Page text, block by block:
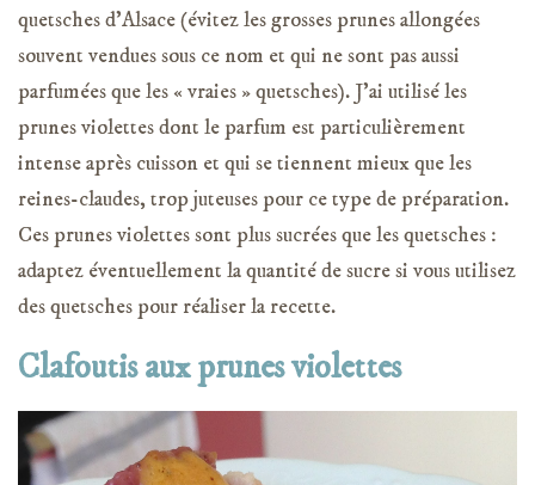
quetsches d’Alsace (évitez les grosses prunes allongées
souvent vendues sous ce nom et qui ne sont pas aussi
parfumées que les « vraies » quetsches). J’ai utilisé les
prunes violettes dont le parfum est particulièrement
intense après cuisson et qui se tiennent mieux que les
reines-claudes, trop juteuses pour ce type de préparation.
Ces prunes violettes sont plus sucrées que les quetsches :
adaptez éventuellement la quantité de sucre si vous utilisez
des quetsches pour réaliser la recette.
Clafoutis aux prunes violettes